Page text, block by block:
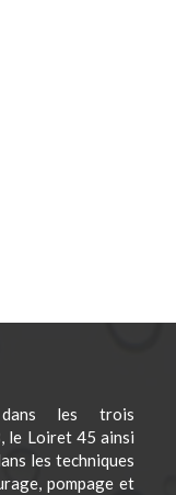
dans les trois
le Loiret 45 ainsi
les techniques
pompage et